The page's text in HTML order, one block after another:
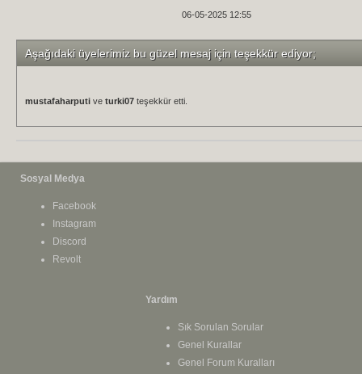
06-05-2025 12:55
Aşağıdaki üyelerimiz bu güzel mesaj için teşekkür ediyor;
mustafaharputi ve turki07 teşekkür etti.
Sosyal Medya
Facebook
Instagram
Discord
Revolt
Yardım
Sık Sorulan Sorular
Genel Kurallar
Genel Forum Kuralları